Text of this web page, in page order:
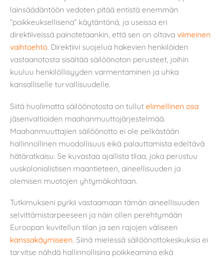
lainsäädäntöön vedoten pitää entistä enemmän
”poikkeuksellisena” käytäntönä, ja useissa eri
direktiiveissä painotetaankin, että sen on oltava viimeinen
vaihtoehto. Direktiivi suojelua hakevien henkilöiden
vastaanotosta sisältää säilöönoton perusteet, joihin
kuuluu henkilöllisyyden varmentaminen ja uhka
kansalliselle turvallisuudelle.
Siitä huolimatta säilöönotosta on tullut elimellinen osa
jäsenvaltioiden maahanmuuttojärjestelmää.
Maahanmuuttajien säilöönotto ei ole pelkästään
hallinnollinen muodollisuus eikä palauttamista edeltävä
hätäratkaisu. Se kuvastaa ajallista tilaa, joka perustuu
uuskolonialistisen maantieteen, aineellisuuden ja
olemisen muotojen yhtymäkohtaan.
Tutkimukseni pyrkii vastaamaan tämän aineellisuuden
selvittämistarpeeseen ja näin ollen perehtymään
Euroopan kuvitellun tilan ja sen rajojen väliseen
kanssakäymiseen. Siinä mielessä säilöönottokeskuksia ei
tarvitse nähdä hallinnollisina poikkeamina eikä